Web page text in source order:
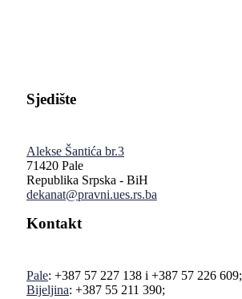
Sjedište
Alekse Šantića br.3
71420 Pale
Republika Srpska - BiH
dekanat@pravni.ues.rs.ba
Kontakt
Pale: +387 57 227 138 i +387 57 226 609;
Bijeljina: +387 55 211 390;